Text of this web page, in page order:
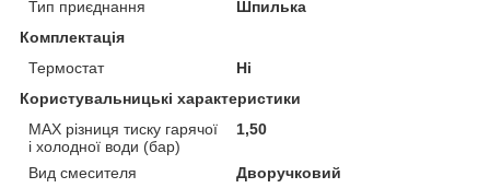
Тип приєднання
Шпилька
Комплектація
Термостат
Ні
Користувальницькі характеристики
MAX різниця тиску гарячої
і холодної води (бар)
1,50
Вид смесителя
Дворучковий